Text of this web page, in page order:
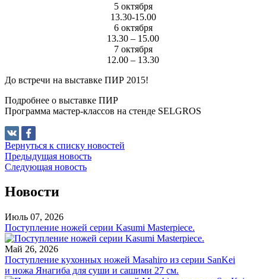
5 октября
13.30-15.00
6 октября
13.30 – 15.00
7 октября
12.00 – 13.30
До встречи на выставке ПИР 2015!
Подробнее о выставке ПИР
Программа мастер-классов на стенде SELGROS
Вернуться к списку новостей
Предыдущая новость
Следующая новость
Новости
Июль 07, 2026
Поступление ножей серии Kasumi Masterpiece.
Май 26, 2026
Поступление кухонных ножей Masahiro из серии SanKei
и ножа Янагиба для суши и сашими 27 см.